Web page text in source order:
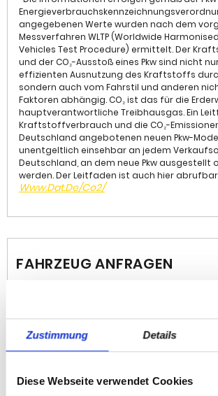
Zustimmung Details
Diese Webseite verwendet Cookies
Chrom, Schadstoffarm nach Abgasnorm
Blockier-System (ABS), Tagfahrlicht
vorn, Kopf-Airbag-System, Getriebe
Start-/Stop (8-Stufen), Antriebsart:
Bluetooth Audio-Streaming, DAB-Tuner
digital), Dachhimmel grau,
Feststellbremse elektrisch,
Gepäck-/Laderaumboden doppelt,
Mineraleffekt-Lackierung, Motor 1,2 Ltr. -
Schnittstelle für Mobiltelefon/Handy,
Müdigkeitserkennungs-Sensor,
Schnittstelle, Start/Stop-Anlage,
Verkehrszeichenerkennung,
Wärmeschutzverglasung hinten
• Änderungen, Zwischenverkauf und
Die im Inserat gemachten Angaben sind
Der Verkäufer haftet nicht für Irrtürmer,
und Datenübermittlungsfehler /
Zwischenverkauf und Irrtürmer
angegebenen Werte wurden nach dem
Messverfahren WLTP (Worldwide
Vehicles Test Procedure) ermittelt. Der
und der CO₂-Ausstoß eines Pkw sind nicht
effizienten Ausnutzung des Kraftstoffs
sondern auch vom Fahrstil und anderen
Faktoren abhängig. CO₂ ist das für die
hauptverantwortliche Treibhausgas. Ein
Kraftstoffverbrauch und die CO₂-
Deutschland angebotenen neuen Pkw-
unentgeltlich einsehbar an jedem
Deutschland, an dem neue Pkw ausgestellt
werden. Der Leitfaden ist auch hier
Www.dat.de/co2/
FAHRZEUG ANFRAGEN
Standort
Auto & Service GmbH
Gablonzerstraße 9